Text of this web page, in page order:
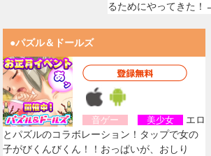
るためにやってきた！
●パズル＆ドールズ
音ゲー 美少女
エロ
とパズルのコラボレーション！タップで女の
子がびくんびくん！！おっぱいが、おしり